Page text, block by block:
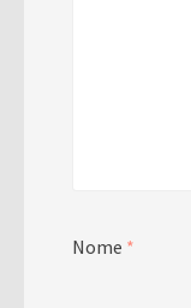
Nome *